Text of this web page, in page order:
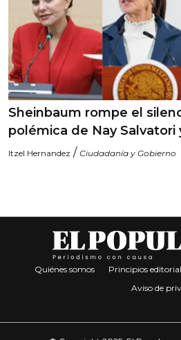
Sheinbaum rompe el
polémica de Nay Salvatori
Itzel Hernandez / Ciudadanía y Gobierno
Quiénes somos Principios
Aviso de